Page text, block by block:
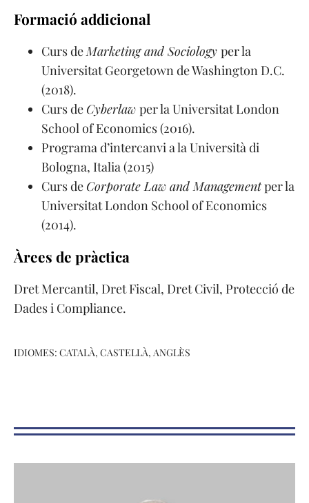
Formació addicional
Curs deMarketing and Sociology per la
Universitat Georgetown de Washington D.C.
(2018).
Curs de Cyberlaw per la Universitat London
School of Economics (2016).
Programa d’intercanvi a la Università di
Bologna, Italia (2015)
Curs de Corporate Law and Managementper la
Universitat London School of Economics
(2014).
Àrees de pràctica
Dret Mercantil, Dret Fiscal, Dret Civil, Protecció de
Dades i Compliance.
IDIOMES: CATALÀ, CASTELLÀ, ANGLÈS